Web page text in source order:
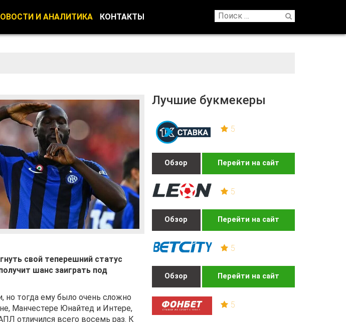
И АНАЛИТИКА КОНТАКТЫ
Лучшие букмекеры
5
Обзор Перейти на сайт
5
Обзор Перейти на сайт
5
Обзор Перейти на сайт
5
свой теперешний статус
шанс заиграть под
но тогда ему было очень сложно
Манчестере Юнайтед и Интере,
отличился всего восемь раз. К